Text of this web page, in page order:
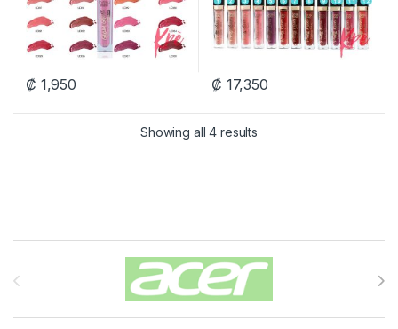
₡ 1,950
This product has multiple variants. The options may be chosen
₡ 17,350
Showing all 4 results
Carrusel de Marcas